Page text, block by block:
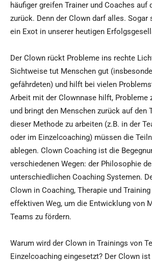
häufiger greifen Trainer und Coaches auf
zurück. Denn der Clown darf alles. Sogar
ein Exot in unserer heutigen
Der Clown rückt Probleme ins rechte
Sichtweise tut Menschen gut
gefährdeten) und hilft bei vielen
Arbeit mit der Clownnase hilft, Probleme
und bringt den Menschen zurück auf den
dieser Methode zu arbeiten (z.B. in der
oder im Einzelcoaching) müssen die
ablegen. Clown Coaching ist die
verschiedenen Wegen: der Philosophie
unterschiedlichen Coaching Systemen.
Clown in Coaching, Therapie und
effektiven Weg, um die Entwicklung von
Teams zu fördern.
Warum wird der Clown in Trainings von
Einzelcoaching eingesetzt? Der Clown